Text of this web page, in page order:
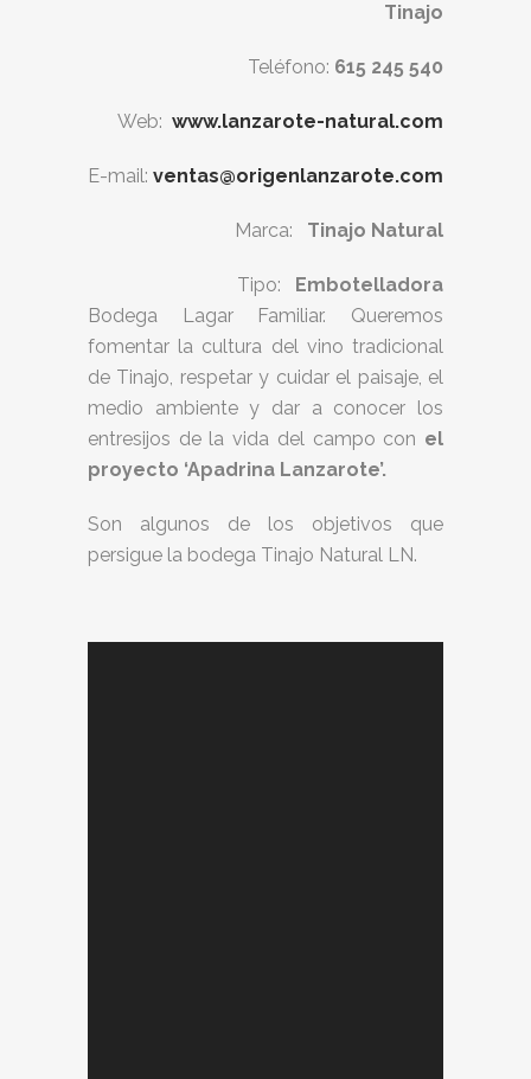
Tinajo
Teléfono: 615 245 540
Web: www.lanzarote-natural.com
E-mail: ventas@origenlanzarote.com
Marca: Tinajo Natural
Tipo: Embotelladora
Bodega Lagar Familiar. Queremos
fomentar la cultura del vino tradicional
de Tinajo, respetar y cuidar el paisaje, el
medio ambiente y dar a conocer los
entresijos de la vida del campo con el
proyecto ‘Apadrina Lanzarote’.
Son algunos de los objetivos que
persigue la bodega Tinajo Natural LN.